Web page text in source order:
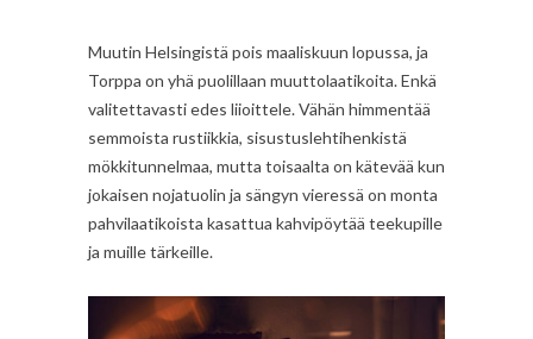
Muutin Helsingistä pois maaliskuun lopussa, ja
Torppa on yhä puolillaan muuttolaatikoita. Enkä
valitettavasti edes liioittele. Vähän himmentää
semmoista rustiikkia, sisustuslehtihenkistä
mökkitunnelmaa, mutta toisaalta on kätevää kun
jokaisen nojatuolin ja sängyn vieressä on monta
pahvilaatikoista kasattua kahvipöytää teekupille
ja muille tärkeille.